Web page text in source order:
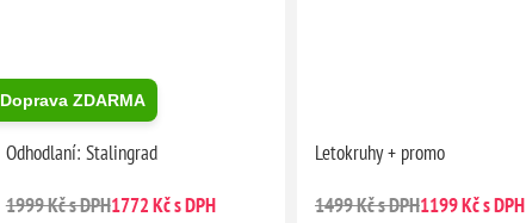
Doprava ZDARMA
Odhodlaní: Stalingrad
1999 Kč s DPH1772 Kč s DPH
Letokruhy + promo
1499 Kč s DPH1199 Kč s DPH